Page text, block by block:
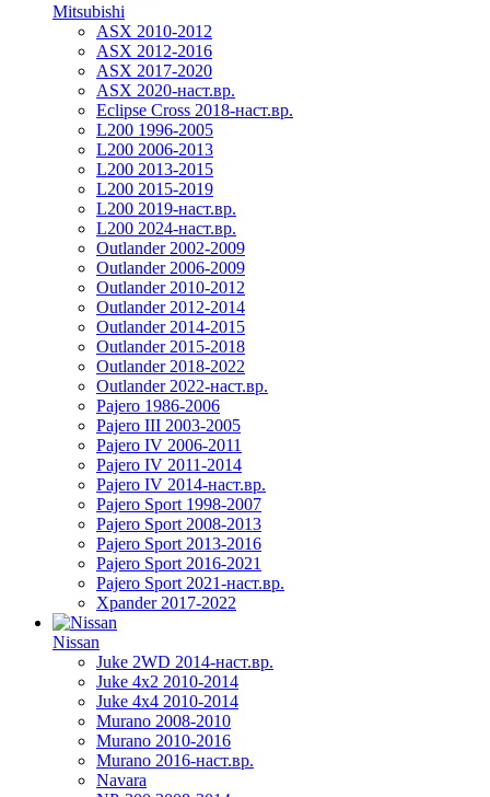
Mitsubishi
ASX 2010-2012
ASX 2012-2016
ASX 2017-2020
ASX 2020-наст.вр.
Eclipse Cross 2018-наст.вр.
L200 1996-2005
L200 2006-2013
L200 2013-2015
L200 2015-2019
L200 2019-наст.вр.
L200 2024-наст.вр.
Outlander 2002-2009
Outlander 2006-2009
Outlander 2010-2012
Outlander 2012-2014
Outlander 2014-2015
Outlander 2015-2018
Outlander 2018-2022
Outlander 2022-наст.вр.
Pajero 1986-2006
Pajero III 2003-2005
Pajero IV 2006-2011
Pajero IV 2011-2014
Pajero IV 2014-наст.вр.
Pajero Sport 1998-2007
Pajero Sport 2008-2013
Pajero Sport 2013-2016
Pajero Sport 2016-2021
Pajero Sport 2021-наст.вр.
Xpander 2017-2022
Nissan
Juke 2WD 2014-наст.вр.
Juke 4x2 2010-2014
Juke 4x4 2010-2014
Murano 2008-2010
Murano 2010-2016
Murano 2016-наст.вр.
Navara